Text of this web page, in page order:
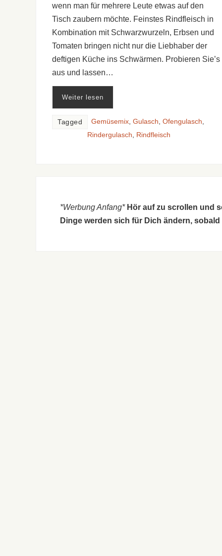
wenn man für mehrere Leute etwas auf den
Tisch zaubern möchte. Feinstes Rindfleisch in
Kombination mit Schwarzwurzeln, Erbsen und
Tomaten bringen nicht nur die Liebhaber der
deftigen Küche ins Schwärmen. Probieren Sie’s
aus und lassen…
Weiter lesen
Tagged Gemüsemix Gulasch Ofengulasch
Rindergulasch
Rindfleisch
*Werbung Anfang* Hör auf zu scrollen und
Dinge werden sich für Dich ändern,